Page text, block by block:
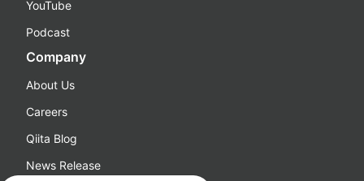
YouTube
Podcast
Company
About Us
Careers
Qiita Blog
News Release